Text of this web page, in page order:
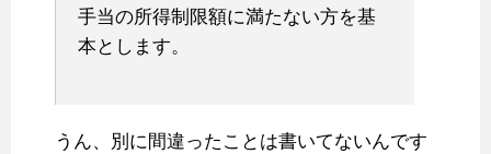
手当の所得制限額に満たない方を基
本とします。
うん、別に間違ったことは書いてないんです